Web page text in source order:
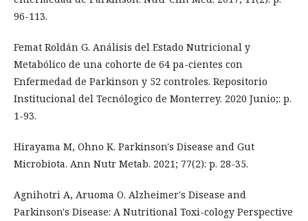
96-113.
Femat Roldán G. Análisis del Estado Nutricional y
Metabólico de una cohorte de 64 pa-cientes con
Enfermedad de Parkinson y 52 controles. Repositorio
Institucional del Tecnólogico de Monterrey. 2020 Junio;: p.
1-93.
Hirayama M, Ohno K. Parkinson's Disease and Gut
Microbiota. Ann Nutr Metab. 2021; 77(2): p. 28-35.
Agnihotri A, Aruoma O. Alzheimer's Disease and
Parkinson's Disease: A Nutritional Toxi-cology Perspective